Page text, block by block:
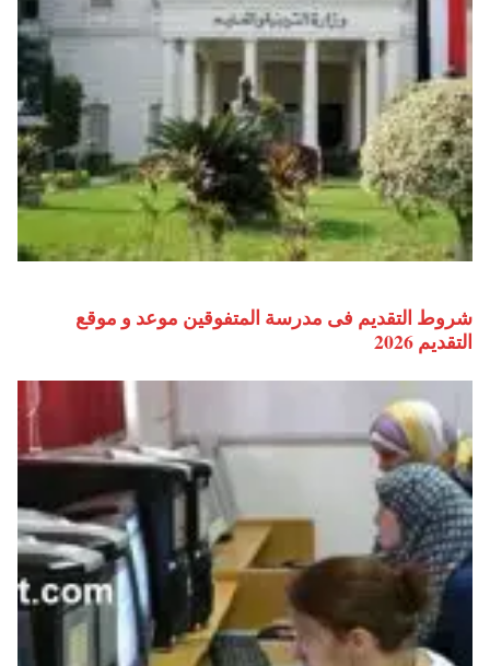
شروط التقديم فى مدرسة المتفوقين موعد و موقع
التقديم 2026